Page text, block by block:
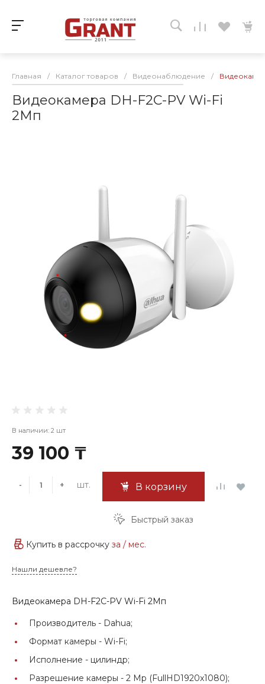
Главная / Каталог товаров / Видеонаблюдение /
Видеокамера DH-F2C-PV Wi-Fi
2Мп
В наличии: 2 шт
39 100 ₸
- + шт. В корзину
Быстрый заказ
Купить в рассрочку за / мес.
Нашли дешевле?
Видеокамера DH-F2C-PV Wi-Fi 2Мп
Производитель - Dahua;
Формат камеры - Wi-Fi;
Исполнение - цилиндр;
Разрешение камеры - 2 Mp (FullHD1920x1080);